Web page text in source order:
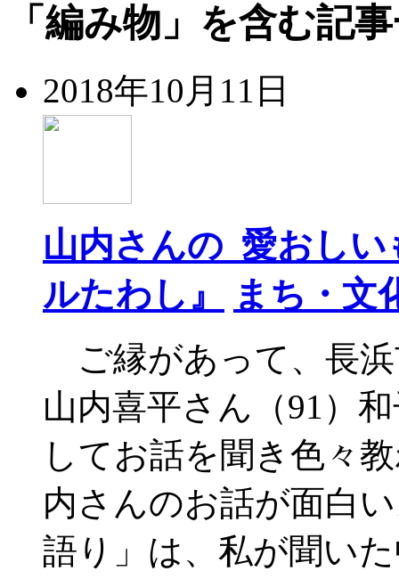
「編み物」を含む記
2018年10月11日
山内さんの 愛おしい
ルたわし』
まち・文
ご縁があって、長
山内喜平さん（91）
してお話を聞き色々
内さんのお話が面白
語り」は、私が聞い